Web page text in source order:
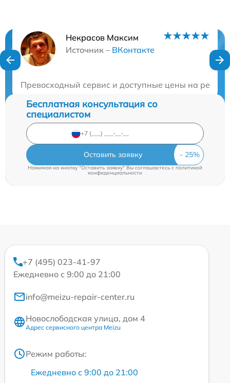
Некрасов Максим
Источник – ВКонтакте
Превосходный сервис и доступные цены на
Нужна консультация?
Бесплатная консультация со
специалистом
Оставить заявку
Нажимая на кнопку "Оставить заявку" Вы соглашаетесь cполитикой
конфиденциальности
+7 (495) 023-41-97
Ежедневно с 9:00 до 21:00
info@meizu-repair-center.ru
Новослободская улица, дом 4
Адрес сервисного центра Meizu
Режим работы:
Ежедневно с 9:00 до 21:00